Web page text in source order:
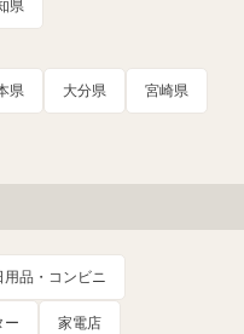
県
県 大分県 宮崎県
品・コンビニ
ー 家電店